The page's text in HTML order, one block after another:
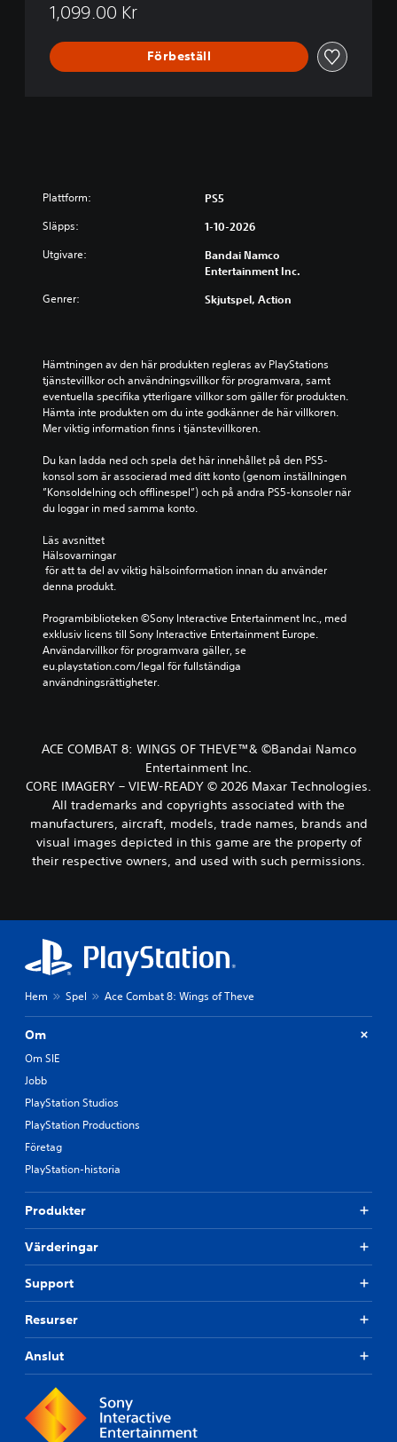
1,099.00 Kr
Förbeställ
Plattform: PS5
Släpps: 1-10-2026
Utgivare:
Bandai Namco
Entertainment Inc.
Genrer: Skjutspel, Action
Hämtningen av den här produkten regleras av PlayStations
tjänstevillkor och användningsvillkor för programvara, samt
eventuella specifika ytterligare villkor som gäller för produkten.
Hämta inte produkten om du inte godkänner de här villkoren.
Mer viktig information finns i tjänstevillkoren.
Du kan ladda ned och spela det här innehållet på den PS5-
konsol som är associerad med ditt konto (genom inställningen
”Konsoldelning och offlinespel”) och på andra PS5-konsoler när
du loggar in med samma konto.
Läs avsnittet
Hälsovarningar
denna produkt.
Programbiblioteken ©Sony Interactive Entertainment Inc., med
exklusiv licens till Sony Interactive Entertainment Europe.
Användarvillkor för programvara gäller, se
eu.playstation.com/legal för fullständiga
användningsrättigheter.
ACE COMBAT 8: WINGS OF THEVE™& ©Bandai Namco
Entertainment Inc.
CORE IMAGERY – VIEW-READY © 2026 Maxar Technologies.
All trademarks and copyrights associated with the
manufacturers, aircraft, models, trade names, brands and
visual images depicted in this game are the property of
their respective owners, and used with such permissions.
Hem Spel Ace Combat 8: Wings of Theve
Om
Om SIE
Jobb
PlayStation Studios
PlayStation Productions
Företag
PlayStation-historia
Produkter
Värderingar
Support
Resurser
Anslut